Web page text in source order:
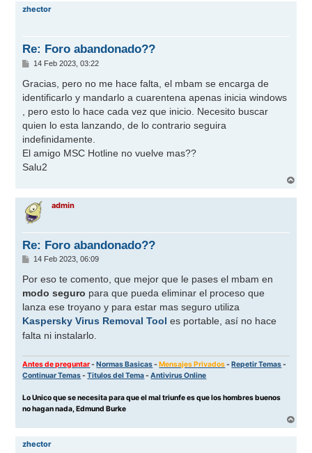
zhector
Re: Foro abandonado??
M
n
s
a
e
14 Feb 2023, 03:22
Gracias, pero no me hace falta, el mbam se encarga de
identificarlo y mandarlo a cuarentena apenas inicia windows
, pero esto lo hace cada vez que inicio. Necesito buscar
quien lo esta lanzando, de lo contrario seguira
indefinidamente.
El amigo MSC Hotline no vuelve mas??
Salu2
r
admin
Re: Foro abandonado??
M
n
a
j
e
14 Feb 2023, 06:09
Por eso te comento, que mejor que le pases el mbam en
modo seguro para que pueda eliminar el proceso que
lanza ese troyano y para estar mas seguro utiliza
Kaspersky Virus Removal Tool es portable, así no hace
falta ni instalarlo.
Antes de preguntar-Normas Basicas-Mensajes Privados-Repetir Temas-
Continuar Temas-Titulos del Tema-Antivirus Online
Lo Unico que se necesita para que el mal triunfe es que los hombres buenos
no hagan nada, Edmund Burke
r
zhector